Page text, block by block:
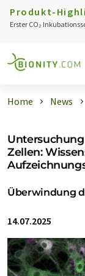
Produkt-
Erster CO₂
Home News
Zellen:
Überwindung
14.07.2025